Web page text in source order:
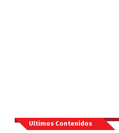
Ultimos Contenidos